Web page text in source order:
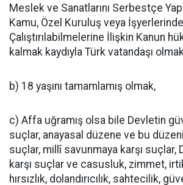
Meslek ve Sanatlarını Serbestçe
Kamu, Özel Kuruluş veya İşyerlerinde
Çalıştırılabilmelerine İlişkin Kanun
kalmak kaydıyla Türk vatandaşı
b) 18 yaşını tamamlamış olmak,
c) Affa uğramış olsa bile Devletin
suçlar, anayasal düzene ve bu
suçlar, millî savunmaya karşı suçlar,
karşı suçlar ve casusluk, zimmet,
hırsızlık, dolandırıcılık, sahtecilik,